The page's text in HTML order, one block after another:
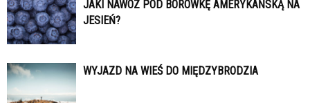
JAKI NAWÓZ POD BORÓWKĘ AMERYKAŃSKĄ NA
JESIEŃ?
WYJAZD NA WIEŚ DO MIĘDZYBRODZIA